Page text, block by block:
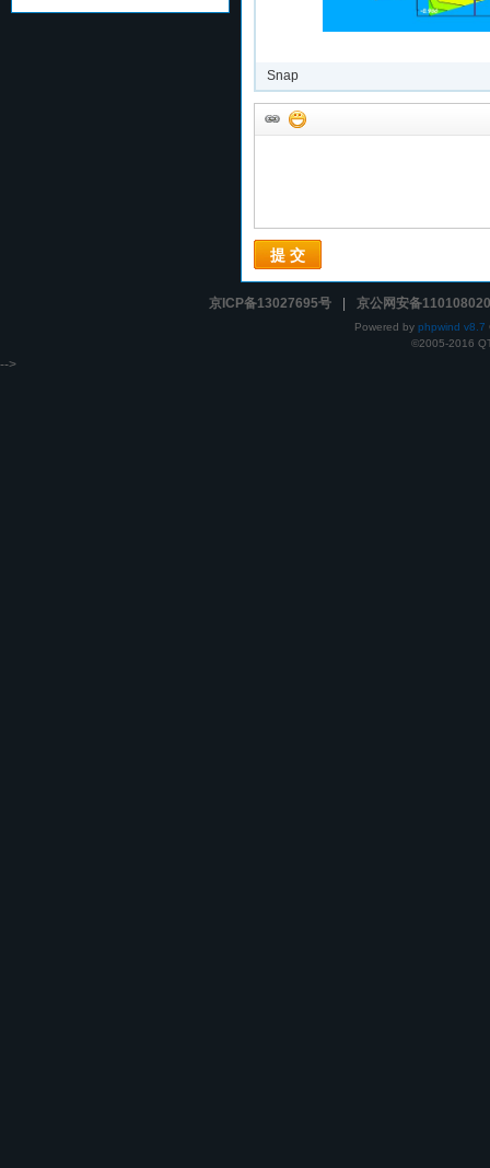
Snap
上传于2015-06-05 13:54
评论(0)
提 交
京ICP备13027695号 京公网安备
Powered by phpwind v8.7
©2005-2016
-->